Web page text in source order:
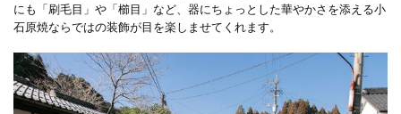
にも「刷毛目」や「櫛目」など、器にちょっとした華やかさを添える小
石原焼ならではの装飾が目を楽しませてくれます。